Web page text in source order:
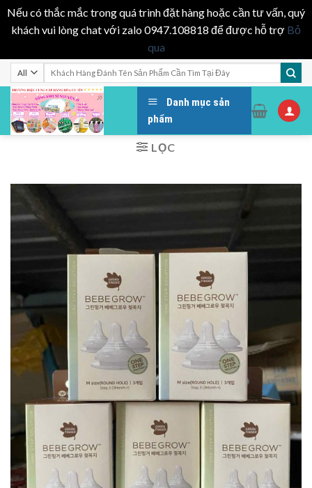
Nếu có thắc mắc trong quá trình đặt hàng hoặc cần tư vấn, quý
khách vui lòng chat với zalo 0947.108818 để được hỗ trợ Bỏ
qua
Skip
to
content
Danh mục sản
phẩm
LỌC